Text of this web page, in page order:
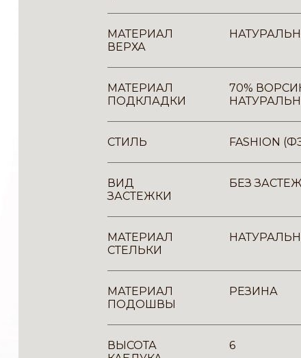
МАТЕРИАЛ
ВЕРХА
МАТЕРИАЛ
ПОДКЛАДКИ
70%
СТИЛЬ FASHION
ВИД
ЗАСТЕЖКИ
БЕЗ
МАТЕРИАЛ
СТЕЛЬКИ
МАТЕРИАЛ
ПОДОШВЫ
РЕЗИНА
ВЫСОТА
6